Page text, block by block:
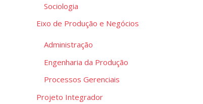
Sociologia
Eixo de Produção e Negócios
Administração
Engenharia da Produção
Processos Gerenciais
Projeto Integrador